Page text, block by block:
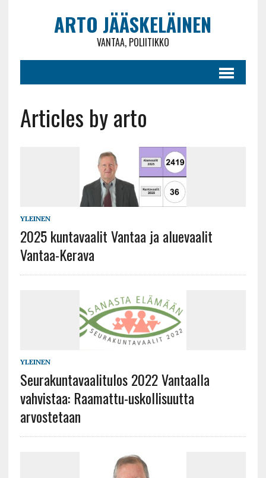
ARTO JÄÄSKELÄINEN
VANTAA, POLIITIKKO
Articles by arto
YLEINEN
2025 kuntavaalit Vantaa ja aluevaalit
Vantaa-Kerava
YLEINEN
Seurakuntavaalitulos 2022 Vantaalla
vahvistaa: Raamattu-uskollisuutta
arvostetaan